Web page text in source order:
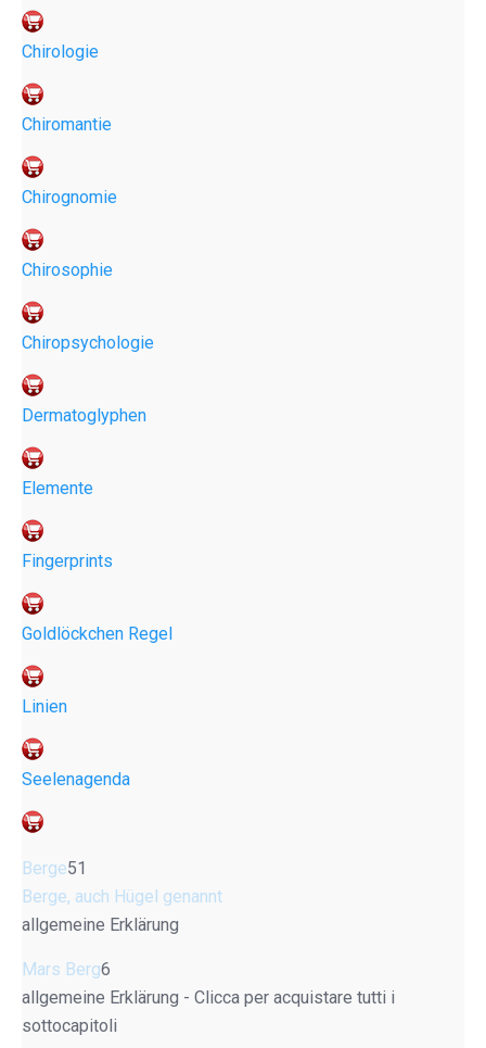
Chirologie
Chiromantie
Chirognomie
Chirosophie
Chiropsychologie
Dermatoglyphen
Elemente
Fingerprints
Goldlöckchen Regel
Linien
Seelenagenda
Berge51
Berge, auch Hügel genannt
allgemeine Erklärung
Mars Berg6
allgemeine Erklärung - Clicca per acquistare tutti i
sottocapitoli